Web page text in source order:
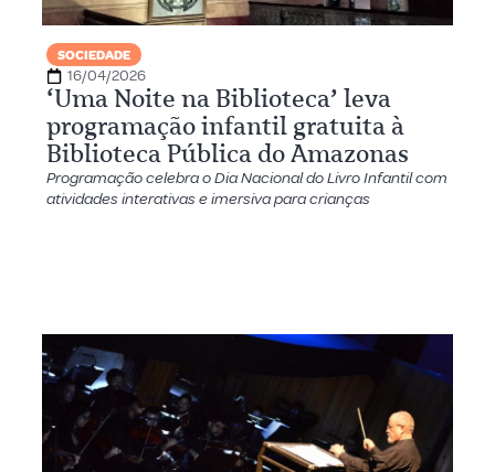
SOCIEDADE
16/04/2026
‘Uma Noite na Biblioteca’ leva
programação infantil gratuita à
Biblioteca Pública do Amazonas
Programação celebra o Dia Nacional do Livro Infantil com
atividades interativas e imersiva para crianças